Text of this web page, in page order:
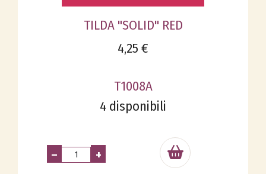
TILDA "SOLID" RED
4,25 €
T1008A
4 disponibili
– +